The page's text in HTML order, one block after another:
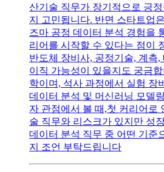
산기술 직무가 장기적으로 긍
지 고민됩니다. 반면 스타트업
즈마 공정 데이터 분석 경험을
리어를 시작할 수 있다는 점이
반도체 장비사, 공정기술, 계측
이직 가능성이 있을지도 궁금
학이며, 석사 과정에서 실험 장
데이터 분석 및 머신러닝 모델
자 관점에서 볼 때,첫 커리어로
술 직무와 리스크가 있지만 성
데이터 분석 직무 중 어떤 기준
지 조언 부탁드립니다